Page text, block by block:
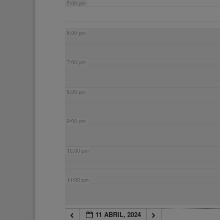
5:00 pm
6:00 pm
7:00 pm
8:00 pm
9:00 pm
10:00 pm
11:00 pm
11 ABRIL, 2024